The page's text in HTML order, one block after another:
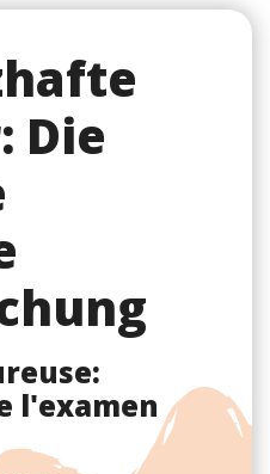
Die
l'examen